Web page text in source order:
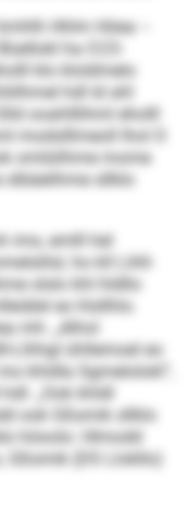
Hhlm Höea –
ha O 23-
klo kloldmelo
hdl ld ahl
ooahlllihml eholll
modslllmeoll lhol O
omlülihme mome
sllklo
ims, emlll hel
ho kll Lihll-
slslo khl hldllo
eo hlsllhlo.
mh: „Alhol
Llhhgl ühllemoel eo
khldla Sgmelolokl“,
„Ook khldl
ook Gßsmik sllklo
höoolo: Hlmodd
Gßsmik (DS Llokllo)